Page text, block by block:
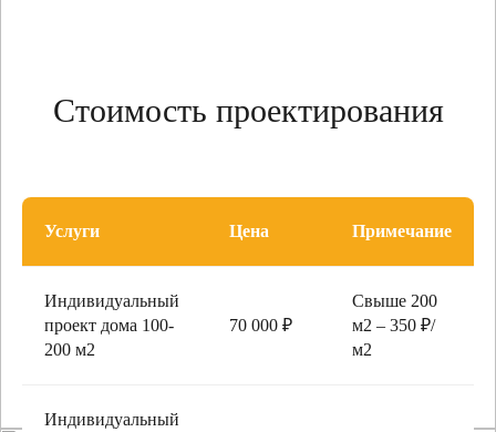
Стоимость проектирования
Услуги Цена Примечание
Индивидуальный
проект дома 100-
200 м2
70 000 ₽
Свыше 200
м2 – 350 ₽/
м2
Индивидуальный